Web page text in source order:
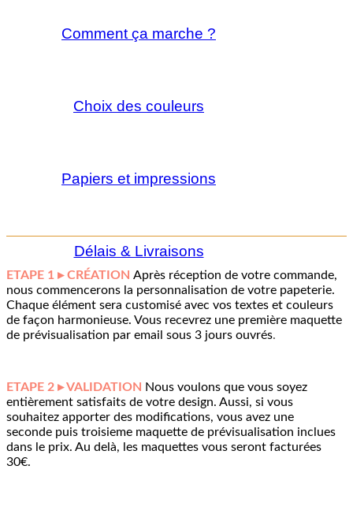
Comment ça marche ?
Choix des couleurs
Papiers et impressions
Délais & Livraisons
ETAPE 1 ▸ CRÉATION Après réception de votre commande,
nous commencerons la personnalisation de votre papeterie.
Chaque élément sera customisé avec vos textes et couleurs
de façon harmonieuse. Vous recevrez une première maquette
de prévisualisation par email sous 3 jours ouvrés.
ETAPE 2 ▸ VALIDATION Nous voulons que vous soyez
entièrement satisfaits de votre design. Aussi, si vous
souhaitez apporter des modifications, vous avez une
seconde puis troisieme maquette de prévisualisation inclues
dans le prix. Au delà, les maquettes vous seront facturées
30€.